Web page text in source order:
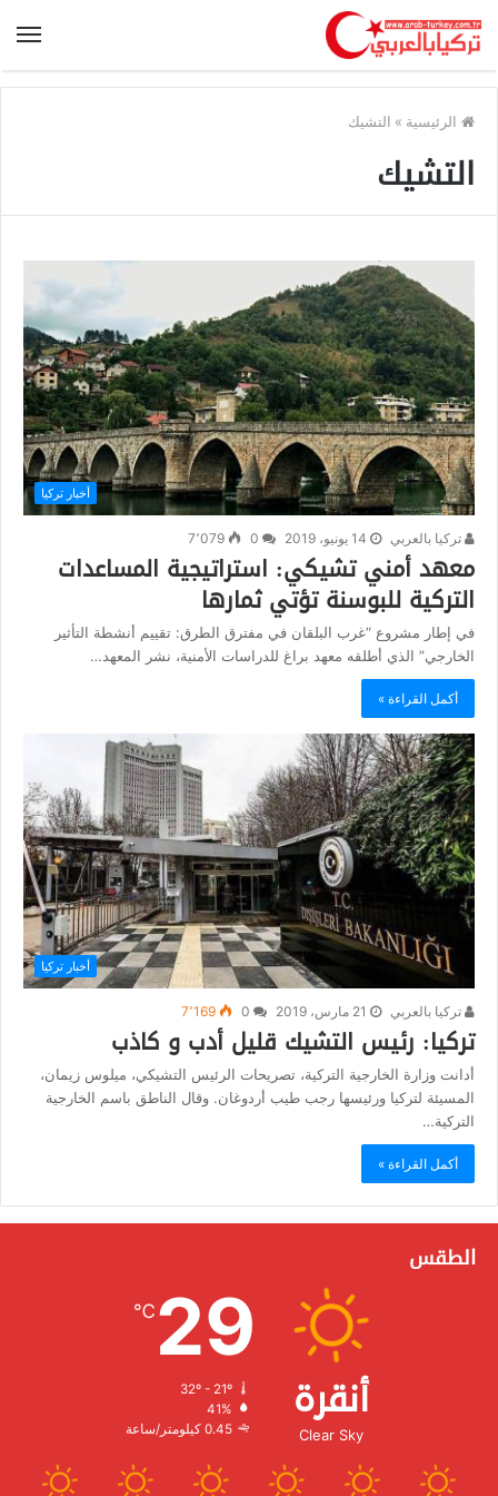
الرئيسية » التشيك
التشيك
أخبار تركيا
تركيا بالعربي 14 يونيو، 2019 7٬079
معهد أمني تشيكي: استراتيجية المساعدات
التركية للبوسنة تؤتي ثمارها
في إطار مشروع “غرب البلقان في مفترق الطرق: تقييم أنشطة التأثير
الخارجي” الذي أطلقه معهد براغ للدراسات الأمنية، نشر المعهد…
أكمل القراءة »
أخبار تركيا
تركيا بالعربي 21 مارس، 2019 7٬169
تركيا: رئيس التشيك قليل أدب و كاذب
أدانت وزارة الخارجية التركية، تصريحات الرئيس التشيكي، ميلوس زيمان،
المسيئة لتركيا ورئيسها رجب طيب أردوغان. وقال الناطق باسم الخارجية
التركية…
أكمل القراءة »
الطقس
أنقرة
Clear Sky
29
℃
32º - 21º
الرطوبة:
الرياح:0.45 كيلومتر/ساعة